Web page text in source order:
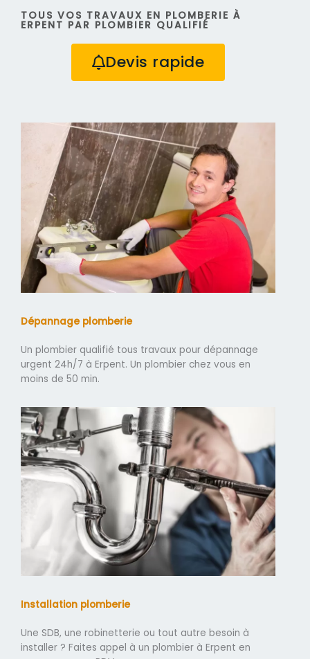
TOUS VOS TRAVAUX EN PLOMBERIE À
ERPENT PAR PLOMBIER QUALIFIÉ
Devis rapide
Dépannage plomberie
Un plombier qualifié tous travaux pour dépannage
urgent 24h/7 à Erpent. Un plombier chez vous en
moins de 50 min.
Installation plomberie
Une SDB, une robinetterie ou tout autre besoin à
installer ? Faites appel à un plombier à Erpent en